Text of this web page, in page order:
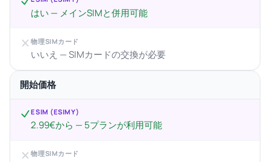
はい — メインSIMと併用可能
物理SIMカード
いいえ — SIMカードの交換が必要
開始価格
ESIM (ESIMY)
2.99€から — 5プランが利用可能
物理SIMカード